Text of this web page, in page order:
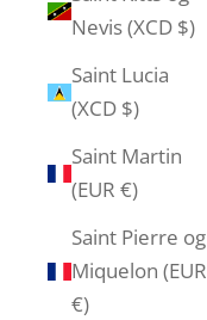
Nevis (XCD $)
Saint Lucia
(XCD $)
Saint Martin
(EUR €)
Saint Pierre og
Miquelon (EUR
€)